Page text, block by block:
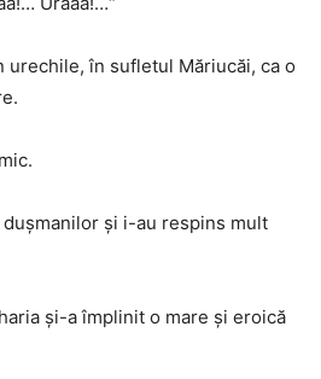
urechile, în sufletul Măriucăi, ca o
şi i-au respins mult
şi-a împlinit o mare şi eroică